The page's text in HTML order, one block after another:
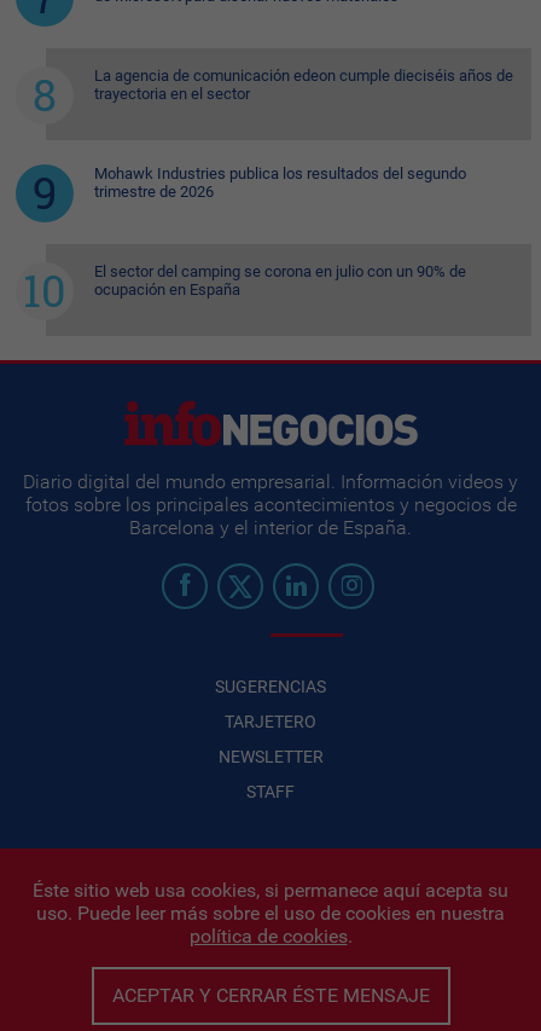
La agencia de comunicación edeon cumple dieciséis años de
trayectoria en el sector
Mohawk Industries publica los resultados del segundo
trimestre de 2026
El sector del camping se corona en julio con un 90% de
ocupación en España
Diario digital del mundo empresarial. Información videos y
fotos sobre los principales acontecimientos y negocios de
Barcelona y el interior de España.
SUGERENCIAS
TARJETERO
NEWSLETTER
STAFF
Infonegocios 2026| INFONEGOCIOS S.A. · CUIT: 30710438486 |
Políticas de Privacidad|Protección de datos personales
Iñigo Biain
Este sitio esta protegido por Google reCAPTCHA y con
Políticas de
privacidad de GoogleyTerminos del servicioaplicados.
Éste sitio web usa cookies, si permanece aquí acepta su
uso. Puede leer más sobre el uso de cookies en nuestra
política de cookies.
ACEPTAR Y CERRAR ÉSTE MENSAJE